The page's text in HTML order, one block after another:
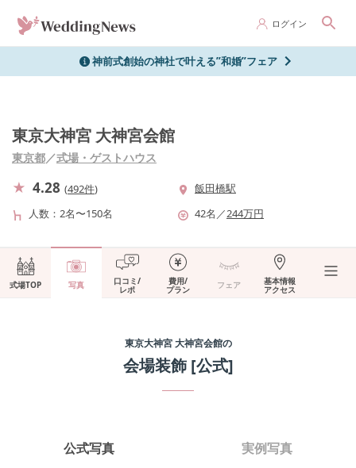
ログイン
神前式創始の神社で叶える”和婚”フェア
東京大神宮 大神宮会館
東京都／式場・ゲストハウス
4.28 (492件)
飯田橋駅
人数
2名〜150名 42名 ／244万円
式場TOP 写真 口コミ/
レポ
費用/
プラン フェア 基本情報
アクセス
東京大神宮 大神宮会館の
会場装飾[公式]
公式写真 実例写真